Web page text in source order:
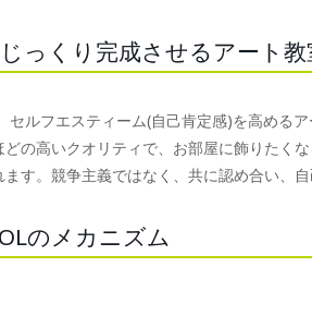
っくり完成させるアート教
セルフエスティーム(自己肯定感)を高める
の高いクオリティで、お部屋に飾りたく
す。競争主義ではなく、共に認め合い、自
のメカニズム